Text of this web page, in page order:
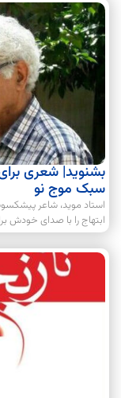
بشنوید| شعری
سبک موج نو
استاد موید، شاعر
ابتهاج را با صدای خودش